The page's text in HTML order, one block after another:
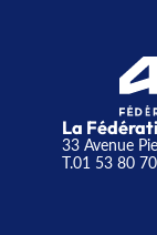
La
33 Avenue
T.01 53 80